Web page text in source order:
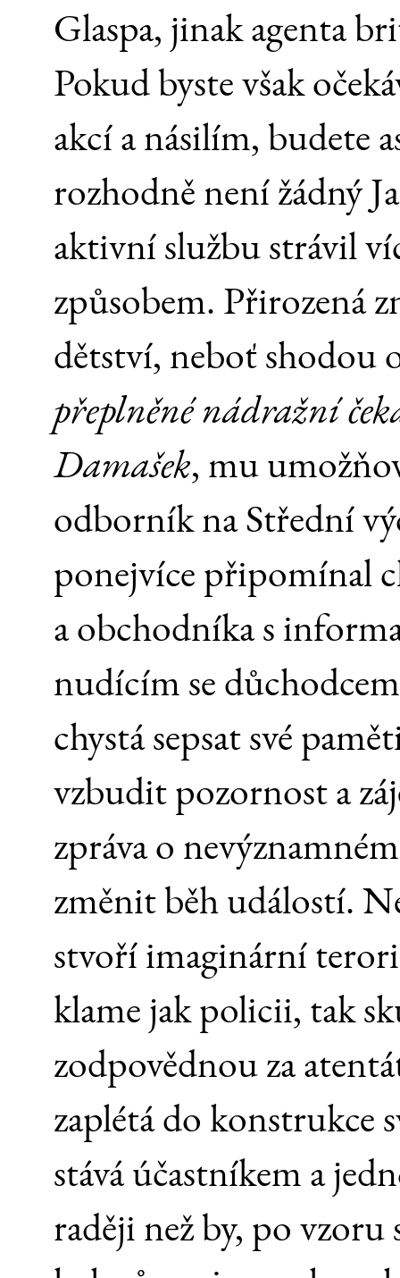
Glaspa, jinak agenta
Pokud byste však
akcí a násilím, budete
rozhodně není žádný
aktivní službu strávil
způsobem. Přirozená
dětství, neboť shodou
přeplněné nádražní
Damašek, mu
odborník na Střední
ponejvíce připomínal
a obchodníka s
nudícím se
chystá sepsat své
vzbudit pozornost a
zpráva o
změnit běh událostí.
stvoří imaginární
klame jak policii, tak
zodpovědnou za
zaplétá do konstrukce
stává účastníkem a
raději než by, po